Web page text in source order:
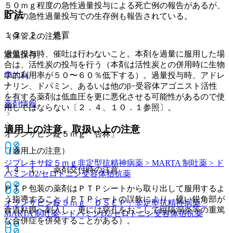
貯法
（保管上の注意）
室温保存。
ホーム
薬剤情報
オランザピン錠５ｍｇ「杏林」
ジプレキサ錠５ｍｇ 非定型抗精神病薬 > MARTA 制吐薬 > ド
パミンD2/セロトニン受容体拮抗薬
オランザピン錠５ｍｇ「ＤＳＥＰ」非定型抗精神病薬 >
MARTA 制吐薬 > ドパミンD2/セロトニン受容体拮抗薬
５０ｍｇ程度の急性過量投与による死亡例の報告があるが、
２ｇの急性過量投与での生存例も報告されている。
１３．２． 処置
過量投与時、催吐は行わないこと。本剤を過量に服用した場
合は、活性炭の投与を行う（本剤は活性炭との併用時に生物
学的利用率が５０〜６０％低下する）。過量投与時、アドレ
ナリン、ドパミン、あるいは他のβ−受容体アゴニスト活性
を有する薬剤は低血圧を更に悪化させる可能性があるので使
用してはならない〔２．４、１０．１参照〕。
適用上の注意、取扱い上の注意
（適用上の注意）
１４．１． 薬剤交付時の注意
ＰＴＰ包装の薬剤はＰＴＰシートから取り出して服用するよ
う指導すること（ＰＴＰシートの誤飲により、硬い鋭角部が
食道粘膜へ刺入し、更には穿孔をおこして縦隔洞炎等の重篤
な合併症を併発することがある）。